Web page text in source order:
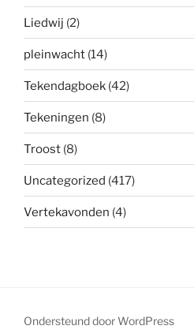
Liedwij (2)
pleinwacht (14)
Tekendagboek (42)
Tekeningen (8)
Troost (8)
Uncategorized (417)
Vertekavonden (4)
Ondersteund door WordPress